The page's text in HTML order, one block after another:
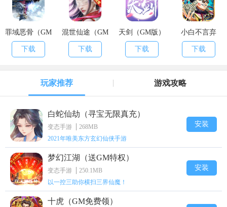
罪域恶骨（GM
版）
下载
混世仙途（GM
版）
下载
天剑（GM版）
下载
小白不言弃
（GM版）
下载
玩家推荐 游戏攻略
白蛇仙劫（寻宝无限真充）
变态手游
268MB
2021年唯美东方玄幻仙侠手游
安装
梦幻江湖（送GM特权）
变态手游
250.1MB
以一控三助你横扫三界仙魔！
安装
十虎（GM免费领）